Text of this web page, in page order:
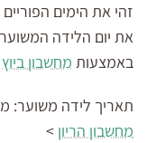
זהי את הימים
את יום הלידה
באמצעות מחשבון ביוץ
תאריך לידה משוער:
מחשבון הריון >